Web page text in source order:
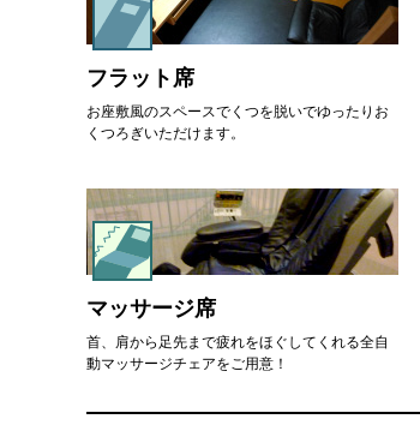
フラット席
お座敷風のスペースでくつを脱いでゆったりお
くつろぎいただけます。
マッサージ席
首、肩から足先まで疲れをほぐしてくれる全自
動マッサージチェアをご用意！